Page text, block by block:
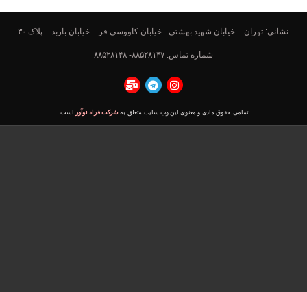
نشانی: تهران – خیابان شهید بهشتی –خیابان کاووسی فر – خیابان باربد – پلاک ۳۰
شماره تماس: ۸۸۵۲۸۱۴۷- ۸۸۵۲۸۱۴۸
تمامی حقوق مادی و معنوی این وب سایت متعلق بهشرکت فراد نوآور است.